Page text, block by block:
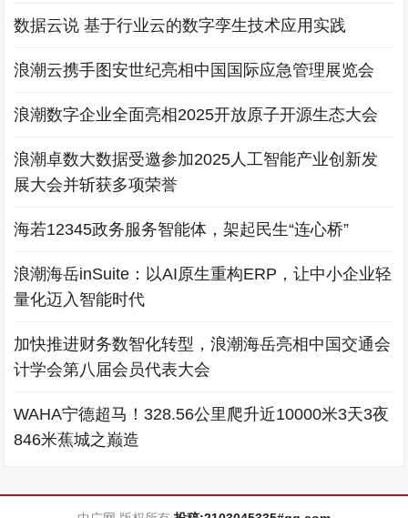
数据云说 基于行业云的数字孪生技术应用实践
浪潮云携手图安世纪亮相中国国际应急管理展览会
浪潮数字企业全面亮相2025开放原子开源生态大会
浪潮卓数大数据受邀参加2025人工智能产业创新发
展大会并斩获多项荣誉
海若12345政务服务智能体，架起民生“连心桥”
浪潮海岳inSuite：以AI原生重构ERP，让中小企业轻
量化迈入智能时代
加快推进财务数智化转型，浪潮海岳亮相中国交通会
计学会第八届会员代表大会
WAHA宁德超马！328.56公里爬升近10000米3天3夜
846米蕉城之巅造